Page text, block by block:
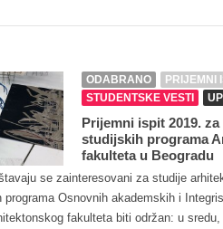
ODABRANO
PRIJEMNI
STUDENTSKE VESTI
Prijemni ispit 2019.
studijskih programa
fakulteta u Beogradu
se zainteresovani za studije
Osnovnih akademskih i
fakulteta biti održan: u